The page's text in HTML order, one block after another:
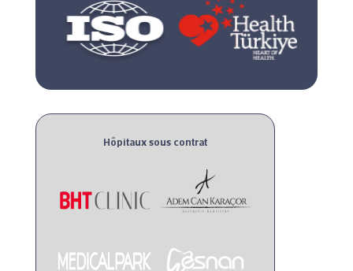
Hôpitaux sous contrat